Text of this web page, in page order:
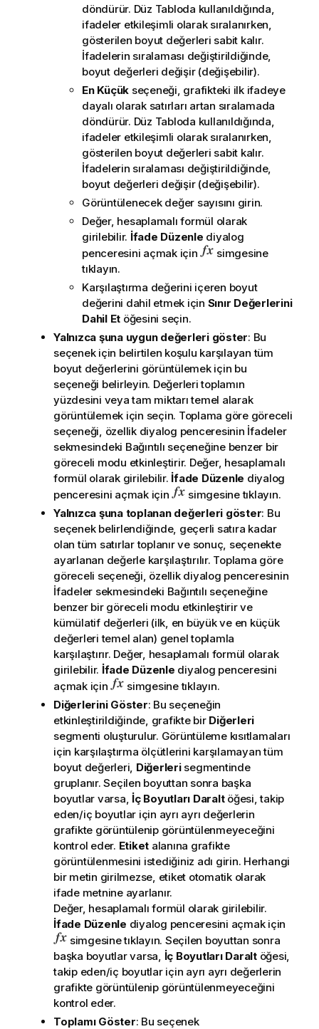
döndürür. Düz Tabloda kullanıldığında,
ifadeler etkileşimli olarak sıralanırken,
gösterilen boyut değerleri sabit kalır.
İfadelerin sıralaması değiştirildiğinde,
boyut değerleri değişir (değişebilir).
En Küçük seçeneği, grafikteki ilk ifadeye
dayalı olarak satırları artan sıralamada
döndürür. Düz Tabloda kullanıldığında,
ifadeler etkileşimli olarak sıralanırken,
gösterilen boyut değerleri sabit kalır.
İfadelerin sıralaması değiştirildiğinde,
boyut değerleri değişir (değişebilir).
Görüntülenecek değer sayısını girin.
Değer, hesaplamalı formül olarak
girilebilir. İfade Düzenle diyalog
penceresini açmak için
simgesine
tıklayın.
Karşılaştırma değerini içeren boyut
değerini dahil etmek için Sınır Değerlerini
Dahil Et öğesini seçin.
Yalnızca şuna uygun değerleri göster: Bu
seçenek için belirtilen koşulu karşılayan tüm
boyut değerlerini görüntülemek için bu
seçeneği belirleyin. Değerleri toplamın
yüzdesini veya tam miktarı temel alarak
görüntülemek için seçin. Toplama göre göreceli
seçeneği, özellik diyalog penceresinin İfadeler
sekmesindeki Bağıntılı seçeneğine benzer bir
göreceli modu etkinleştirir. Değer, hesaplamalı
formül olarak girilebilir. İfade Düzenle diyalog
penceresini açmak için
simgesine tıklayın.
Yalnızca şuna toplanan değerleri göster: Bu
seçenek belirlendiğinde, geçerli satıra kadar
olan tüm satırlar toplanır ve sonuç, seçenekte
ayarlanan değerle karşılaştırılır. Toplama göre
göreceli seçeneği, özellik diyalog penceresinin
İfadeler sekmesindeki Bağıntılı seçeneğine
benzer bir göreceli modu etkinleştirir ve
kümülatif değerleri (ilk, en büyük ve en küçük
değerleri temel alan) genel toplamla
karşılaştırır. Değer, hesaplamalı formül olarak
girilebilir. İfade Düzenle diyalog penceresini
açmak için
simgesine tıklayın.
Diğerlerini Göster: Bu seçeneğin
etkinleştirildiğinde, grafikte bir Diğerleri
segmenti oluşturulur. Görüntüleme kısıtlamaları
için karşılaştırma ölçütlerini karşılamayan tüm
boyut değerleri, Diğerlerisegmentinde
gruplanır. Seçilen boyuttan sonra başka
boyutlar varsa, İç Boyutları Daraltöğesi, takip
eden/iç boyutlar için ayrı ayrı değerlerin
grafikte görüntülenip görüntülenmeyeceğini
kontrol eder. Etiket alanına grafikte
görüntülenmesini istediğiniz adı girin. Herhangi
bir metin girilmezse, etiket otomatik olarak
ifade metnine ayarlanır.
Değer, hesaplamalı formül olarak girilebilir.
İfade Düzenle diyalog penceresini açmak için
simgesine tıklayın. Seçilen boyuttan sonra
başka boyutlar varsa, İç Boyutları Daraltöğesi,
takip eden/iç boyutlar için ayrı ayrı değerlerin
grafikte görüntülenip görüntülenmeyeceğini
kontrol eder.
Toplamı Göster: Bu seçenek